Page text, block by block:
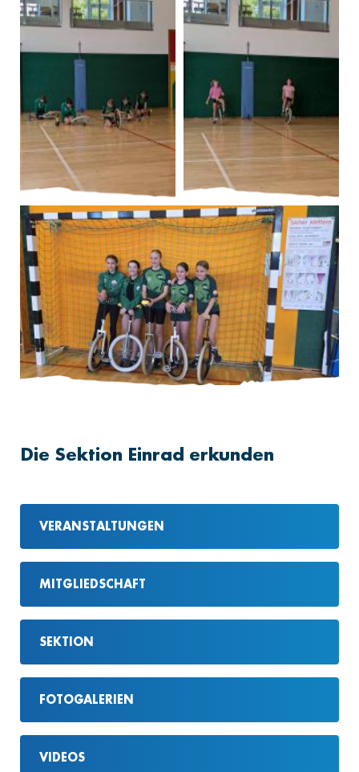
Die Sektion Einrad erkunden
VERANSTALTUNGEN
MITGLIEDSCHAFT
SEKTION
FOTOGALERIEN
VIDEOS